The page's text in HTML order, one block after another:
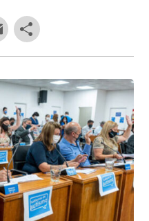
E
m
ai
l
o
m
p
ar
tir